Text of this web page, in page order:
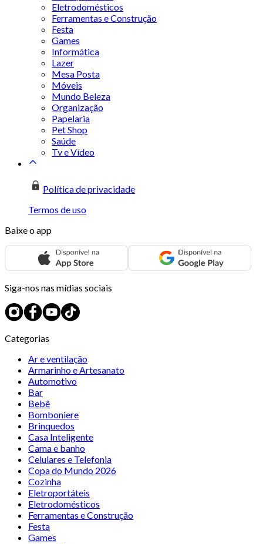
Eletrodomésticos
Ferramentas e Construção
Festa
Games
Informática
Lazer
Mesa Posta
Móveis
Mundo Beleza
Organização
Papelaria
Pet Shop
Saúde
Tv e Vídeo
Política de privacidade
Termos de uso
Baixe o app
Siga-nos nas mídias sociais
Categorias
Ar e ventilação
Armarinho e Artesanato
Automotivo
Bar
Bebê
Bomboniere
Brinquedos
Casa Inteligente
Cama e banho
Celulares e Telefonia
Copa do Mundo 2026
Cozinha
Eletroportáteis
Eletrodomésticos
Ferramentas e Construção
Festa
Games